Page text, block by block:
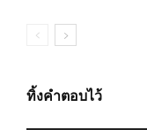
ทิ้งคำตอบไว้